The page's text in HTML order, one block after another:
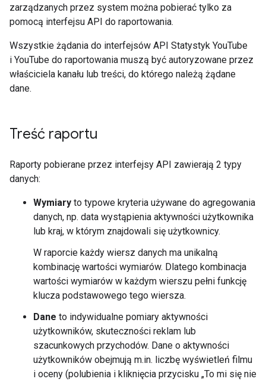
zarządzanych przez system można pobierać tylko za
pomocą interfejsu API do raportowania.
Wszystkie żądania do interfejsów API Statystyk YouTube
i YouTube do raportowania muszą być autoryzowane przez
właściciela kanału lub treści, do którego należą żądane
dane.
Treść raportu
Raporty pobierane przez interfejsy API zawierają 2 typy
danych:
Wymiary to typowe kryteria używane do agregowania
danych, np. data wystąpienia aktywności użytkownika
lub kraj, w którym znajdowali się użytkownicy.
W raporcie każdy wiersz danych ma unikalną
kombinację wartości wymiarów. Dlatego kombinacja
wartości wymiarów w każdym wierszu pełni funkcję
klucza podstawowego tego wiersza.
Dane to indywidualne pomiary aktywności
użytkowników, skuteczności reklam lub
szacunkowych przychodów. Dane o aktywności
użytkowników obejmują m.in. liczbę wyświetleń filmu
i oceny (polubienia i kliknięcia przycisku „To mi się nie